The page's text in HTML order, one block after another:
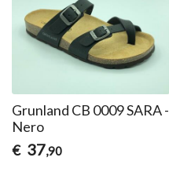
Grunland CB 0009 SARA -
Nero
€ 37,90